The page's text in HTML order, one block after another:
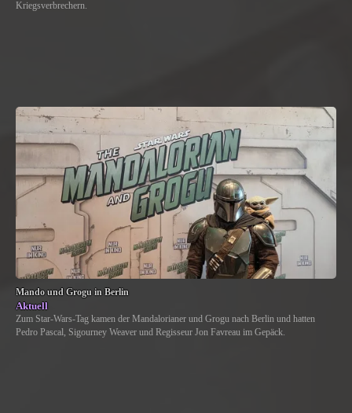
Kriegsverbrechern.
Mando und Grogu in Berlin
Aktuell
Zum Star-Wars-Tag kamen der Mandalorianer und Grogu nach Berlin und hatten
Pedro Pascal, Sigourney Weaver und Regisseur Jon Favreau im Gepäck.